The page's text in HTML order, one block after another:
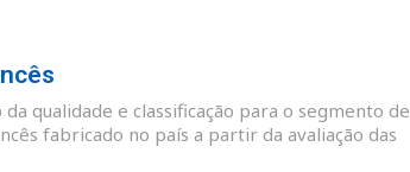
qualidade e classificação para o segmento de
fabricado no país a partir da avaliação das